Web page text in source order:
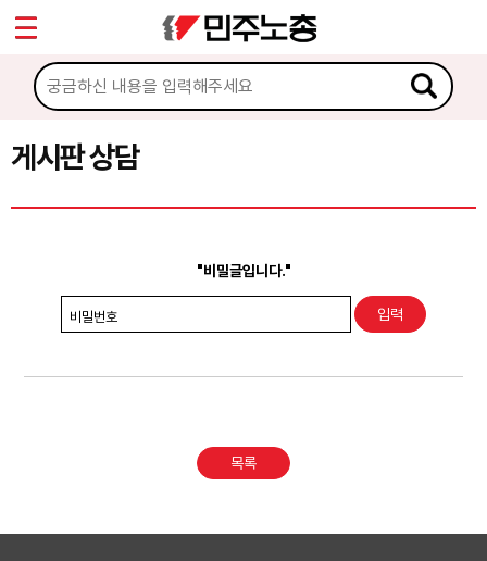
게시판 상담
"비밀글입니다."
비밀번호
목록
마이페이지
소개
소식
노동상담
권리찾기수첩 검색
찾아보기
Sketchbook5, 스케치북5
Sketchbook5, 스케치북5